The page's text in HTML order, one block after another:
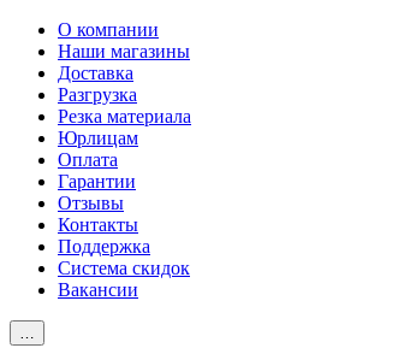
О компании
Наши магазины
Доставка
Разгрузка
Резка материала
Юрлицам
Оплата
Гарантии
Отзывы
Контакты
Поддержка
Система скидок
Вакансии
…